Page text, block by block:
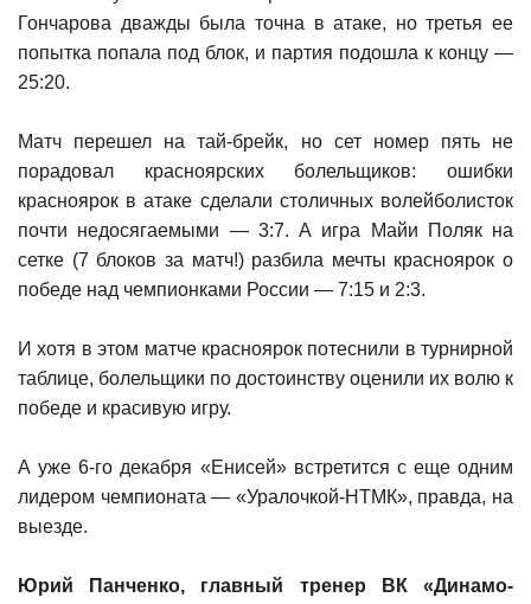
Гончарова дважды была точна в атаке, но третья ее
попытка попала под блок, и партия подошла к концу —
25:20.
Матч перешел на тай-брейк, но сет номер пять не
порадовал красноярских болельщиков: ошибки
красноярок в атаке сделали столичных волейболисток
почти недосягаемыми — 3:7. А игра Майи Поляк на
сетке (7 блоков за матч!) разбила мечты красноярок о
победе над чемпионками России — 7:15 и 2:3.
И хотя в этом матче красноярок потеснили в турнирной
таблице, болельщики по достоинству оценили их волю к
победе и красивую игру.
А уже 6-го декабря «Енисей» встретится с еще одним
лидером чемпионата — «Уралочкой-НТМК», правда, на
выезде.
Юрий Панченко, главный тренер ВК «Динамо-